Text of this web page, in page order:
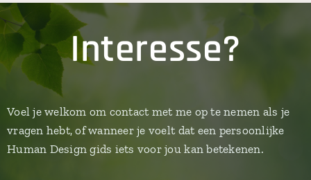
Interesse?
Voel je welkom om contact met me op te nemen als je
vragen hebt, of wanneer je voelt dat een persoonlijke
Human Design gids iets voor jou kan betekenen.